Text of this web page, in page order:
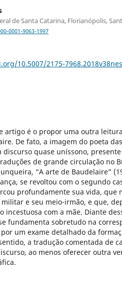
de Santa Catarina, Florianópolis,
0001-9063-1997
10.5007/2175-
artigo é o propor uma outra
De fato, a imagem do poeta das
quase uníssono,
de grande circulação no
“A arte de Baudelaire”
se revoltou com o segundo
profundamente sua vida, que
e seu meio-irmão, e que,
incestuosa com a mãe. Diante
fundamenta sobretudo na
um exame detalhado da
a tradução comentada de
ao menos oferecer outra